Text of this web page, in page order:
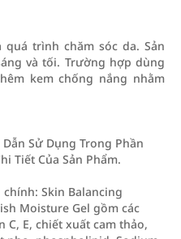
trình chăm sóc da. Sản
và tối. Trường hợp dùng
kem chống nắng nhằm
Sử Dụng Trong Phần
Tiết Của Sản Phẩm.
Skin Balancing
Moisture Gel gồm các
C, E, chiết xuất cam thảo,